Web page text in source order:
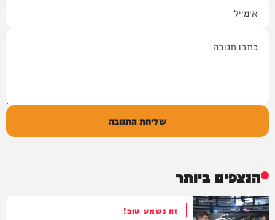
שליחת התגובה
הנצפים ביותר
זה נשמע טוב!